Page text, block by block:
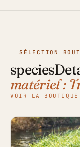
SÉLECTION
matériel :
VOIR LA